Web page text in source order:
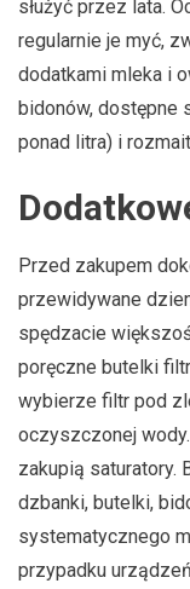
służyć przez lata.
regularnie je myć,
dodatkami mleka i
bidonów, dostępne
ponad litra) i
Przed zakupem
przewidywane
spędzacie
poręczne butelki
wybierze filtr pod
oczyszczonej
zakupią saturatory.
dzbanki, butelki,
systematycznego
przypadku